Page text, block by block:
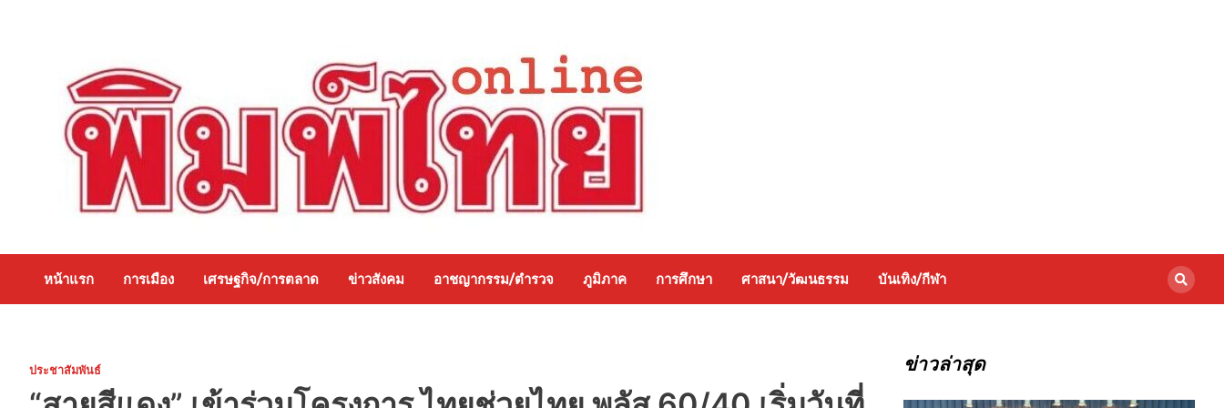
หน้าแรก การเมือง เศรษฐกิจ/การตลาด ข่าวสังคม อาชญากรรม/ตำรวจ ภูมิภาค การศึกษา ศาสนา/วัฒนธรรม บันเทิง/กีฬา
ประชาสัมพันธ์ ข่าวล่าสุด